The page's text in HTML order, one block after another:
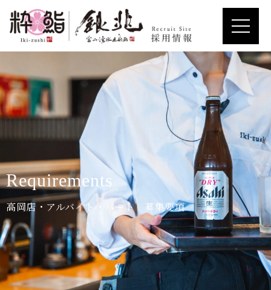
Requirements
高岡店・アルバイト・パート 募集要項